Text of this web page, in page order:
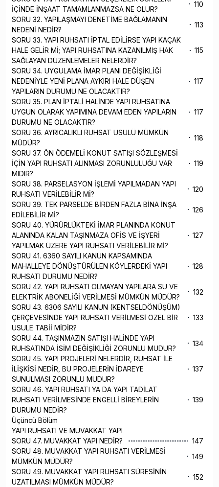
İÇİNDE İNŞAAT TAMAMLANMAZSA NE OLUR?
110
SORU 32. YAPILAŞMAYI DENETİME BAĞLAMANIN
NEDENİ NEDİR?
113
SORU 33. YAPI RUHSATI İPTAL EDİLİRSE YAPI KAÇAK
HALE GELİR Mİ; YAPI RUHSATINA KAZANILMIŞ HAK
SAĞLAYAN DÜZENLEMELER NELERDİR?
115
SORU 34. UYGULAMA İMAR PLANI DEĞİŞİKLİĞİ
NEDENİYLE YENİ PLANA AYKIRI HALE DÜŞEN
YAPILARIN DURUMU NE OLACAKTIR?
117
SORU 35. PLAN İPTALİ HALİNDE YAPI RUHSATINA
UYGUN OLARAK YAPIMINA DEVAM EDEN YAPILARIN
DURUMU NE OLACAKTIR?
117
SORU 36. AYRICALIKLI RUHSAT USULÜ MÜMKÜN
MÜDÜR?
118
SORU 37. ÖN ÖDEMELİ KONUT SATIŞI SÖZLEŞMESİ
İÇİN YAPI RUHSATI ALINMASI ZORUNLULUĞU VAR
MIDIR?
119
SORU 38. PARSELASYON İŞLEMİ YAPILMADAN YAPI
RUHSATI VERİLEBİLİR Mİ?
120
SORU 39. TEK PARSELDE BİRDEN FAZLA BİNA İNŞA
EDİLEBİLİR Mİ?
126
SORU 40. YÜRÜRLÜKTEKİ İMAR PLANINDA KONUT
ALANINDA KALAN TAŞINMAZA OFİS VE İŞYERİ
YAPILMAK ÜZERE YAPI RUHSATI VERİLEBİLİR Mİ?
127
SORU 41. 6360 SAYILI KANUN KAPSAMINDA
MAHALLEYE DÖNÜŞTÜRÜLEN KÖYLERDEKİ YAPI
RUHSATI DURUMU NEDİR?
128
SORU 42. YAPI RUHSATI OLMAYAN YAPILARA SU VE
ELEKTRİK ABONELİĞİ VERİLMESİ MÜMKÜN MÜDÜR?
132
SORU 43. 6306 SAYILI KANUN (KENTSELDÖNÜŞÜM)
ÇERÇEVESİNDE YAPI RUHSATI VERİLMESİ ÖZEL BİR
USULE TABİİ MİDİR?
133
SORU 44. TAŞINMAZIN SATIŞI HALİNDE YAPI
RUHSATINDA İSİM DEĞİŞİKLİĞİ ZORUNLU MUDUR?
134
SORU 45. YAPI PROJELERİ NELERDİR, RUHSAT İLE
İLİŞKİSİ NEDİR, BU PROJELERİN İDAREYE
SUNULMASI ZORUNLU MUDUR?
137
SORU 46. YAPI RUHSATI YA DA YAPI TADİLAT
RUHSATI VERİLMESİNDE ENGELLİ BİREYLERİN
DURUMU NEDİR?
139
Üçüncü Bölüm
YAPI RUHSATI VE MUVAKKAT YAPI
SORU 47. MUVAKKAT YAPI NEDİR?
147
SORU 48. MUVAKKAT YAPI RUHSATI VERİLMESİ
MÜMKÜN MÜDÜR?
149
SORU 49. MUVAKKAT YAPI RUHSATI SÜRESİNİN
UZATILMASI MÜMKÜN MÜDÜR?
152